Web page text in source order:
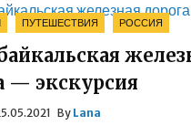
ПУТЕШЕСТВИЯ РОССИЯ
— экскурсия
By Lana